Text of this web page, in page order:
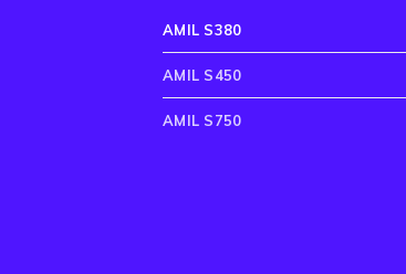
AMIL S380
AMIL S450
AMIL S750